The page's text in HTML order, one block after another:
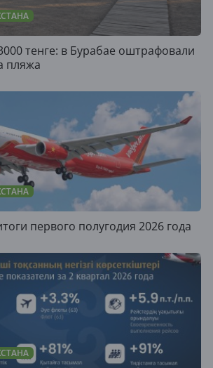
тенге: в Бурабае оштрафовали
пляжа
первого полугодия 2026 года